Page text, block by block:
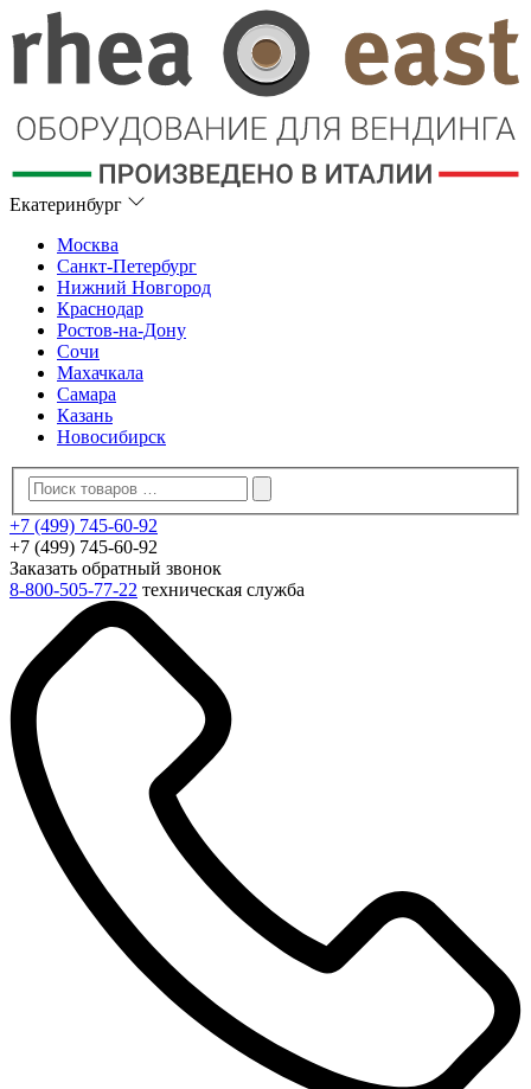
Екатеринбург
Москва
Санкт-Петербург
Нижний Новгород
Краснодар
Ростов-на-Дону
Сочи
Махачкала
Самара
Казань
Новосибирск
+7 (499) 745-60-92
+7 (499) 745-60-92
Заказать обратный звонок
8-800-505-77-22 техническая служба